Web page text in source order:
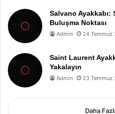
Salvano Ayakkabı:
Buluşma Noktası
Admin 24 Temmuz
Saint Laurent
Yakalayın
Admin 23 Temmuz
Daha